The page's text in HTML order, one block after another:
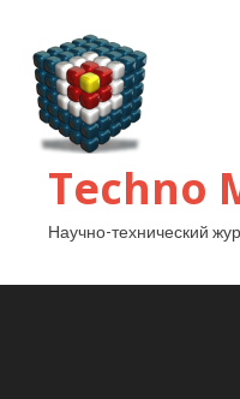
Techno
Научно-технический